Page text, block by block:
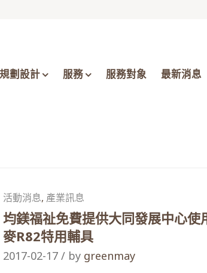
劃設計 服務 服務對象 最新消息
活動消息, 產業訊息
均鎂福祉免費提供大同發展中心使
麥R82特用輔具
2017-02-17 / by greenmay